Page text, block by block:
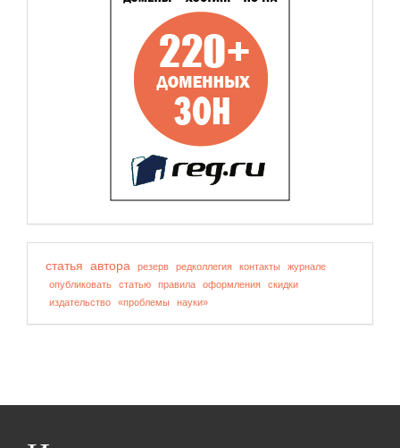
статья автора резерв редколлегия контакты
журнале
опубликовать
статью правила оформления
скидки
издательство
«проблемы науки»